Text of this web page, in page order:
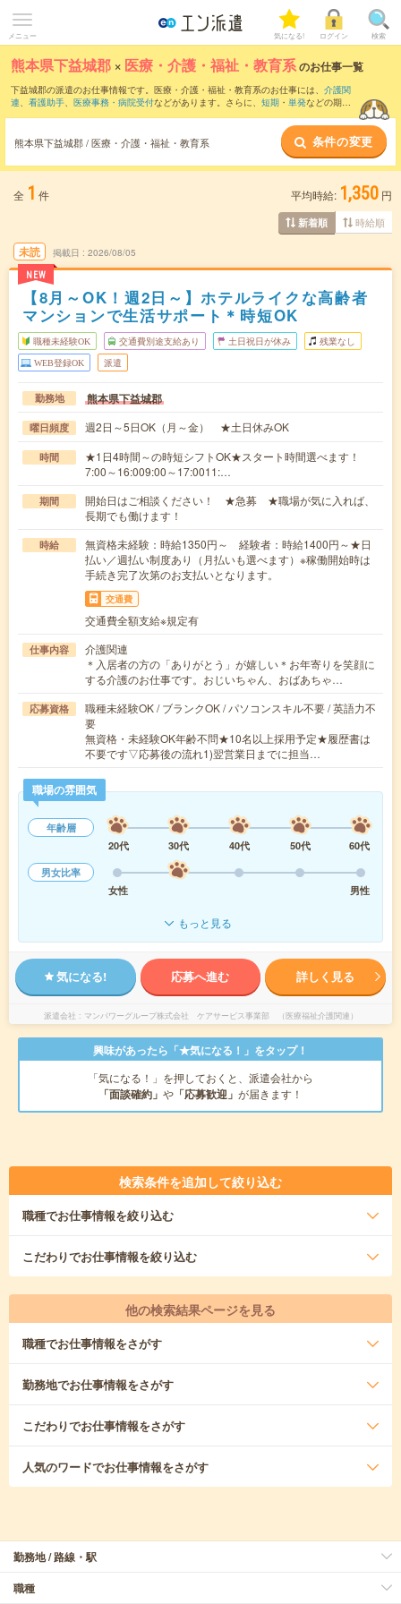
メニュー 気になる! ログイン 検索
熊本県下益城郡 × 医療・介護・福祉・教育系のお仕事一覧
下益城郡の派遣のお仕事情報です。医療・介護・福祉・教育系のお仕事には、 介護関
連、 看護助手、 医療事務・病院受付などがあります。さらに、 短期 ・ 単発などの期間
熊本県下益城郡 / 医療・介護・福祉・教育系 条件の変更
全 1 件 平均時給: 1,350 円
新着順 時給順
未読
NEW
掲載日 2026/08/05
【8月～OK！週2日～】ホテルライクな高齢者
マンションで生活サポート＊時短OK
職種未経験OK 交通費別途支給あり 土日祝日が休み 残業なし
WEB登録OK 派遣
勤務地 熊本県下益城郡
曜日頻度 週2日～5日OK（月～金） ★土日休みOK
時間
★1日4時間～の時短シフトOK★スタート時間選べます！
7:00～16:009:00～17:0011:…
期間
開始日はご相談ください！ ★急募 ★職場が気に入れば、
長期でも働けます！
時給
無資格未経験：時給1350円～ 経験者：時給1400円～★日
払い／週払い制度あり（月払いも選べます）※稼働開始時は
手続き完了次第のお支払いとなります。
交通費
交通費全額支給※規定有
仕事内容
介護関連
＊入居者の方の「ありがとう」が嬉しい＊お年寄りを笑顔に
する介護のお仕事です。おじいちゃん、おばあちゃ…
応募資格
職種未経験OK / ブランクOK / パソコンスキル不要 / 英語力不
要
無資格・未経験OK年齢不問★10名以上採用予定★履歴書は
不要です▽応募後の流れ1)翌営業日までに担当…
職場の雰囲気
年齢層
20代
30代 40代 50代
60代
男女比率
女性
男性
もっと見る
気になる! 応募へ進む 詳しく見る
派遣会社 マンパワーグループ株式会社 ケアサービス事業部 （医療福祉介護関連）
興味があったら「★気になる！」をタップ！
「気になる！」を押しておくと、派遣会社から
「面談確約」 や 「応募歓迎」 が届きます！
検索条件を追加して絞り込む
職種でお仕事情報を絞り込む
こだわりでお仕事情報を絞り込む
他の検索結果ページを見る
職種でお仕事情報をさがす
勤務地でお仕事情報をさがす
こだわりでお仕事情報をさがす
人気のワードでお仕事情報をさがす
勤務地 / 路線・駅
職種